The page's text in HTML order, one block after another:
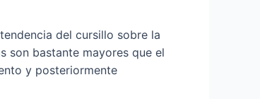
del cursillo sobre la
son bastante mayores que el
y posteriormente